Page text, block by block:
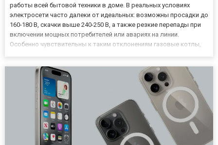
работы всей бытовой техники в доме. В реальных условиях
электросети часто далеки от идеальных: возможны просадки до
160-180 В, скачки выше 240-250 В, а также резкие перепады при
включении мощных потребителей или авариях на линии.
Особенно чувствительны к таким отклонениям газовые котлы,
техники подклю...